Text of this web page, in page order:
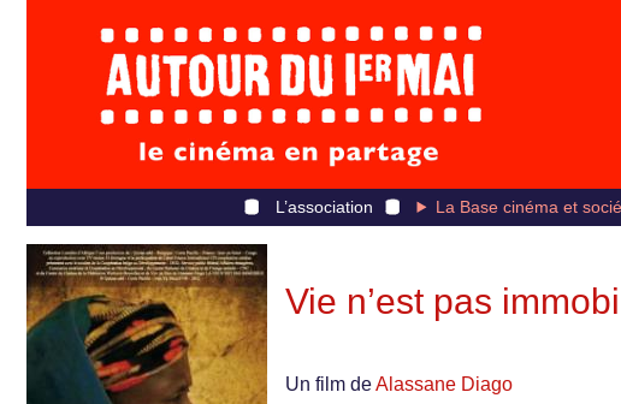
L’association La Base cinéma et
Vie n’est pas
Un film deAlassane Diago